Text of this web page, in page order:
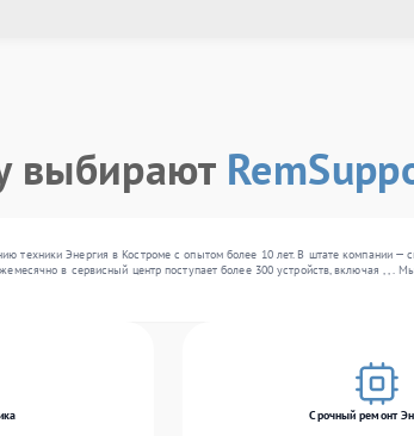
выбирают
техники Энергия в Костроме с опытом более 10 лет. В штате
в сервисный центр поступает более 300 устройств, включая , , .
Срочный ремонт